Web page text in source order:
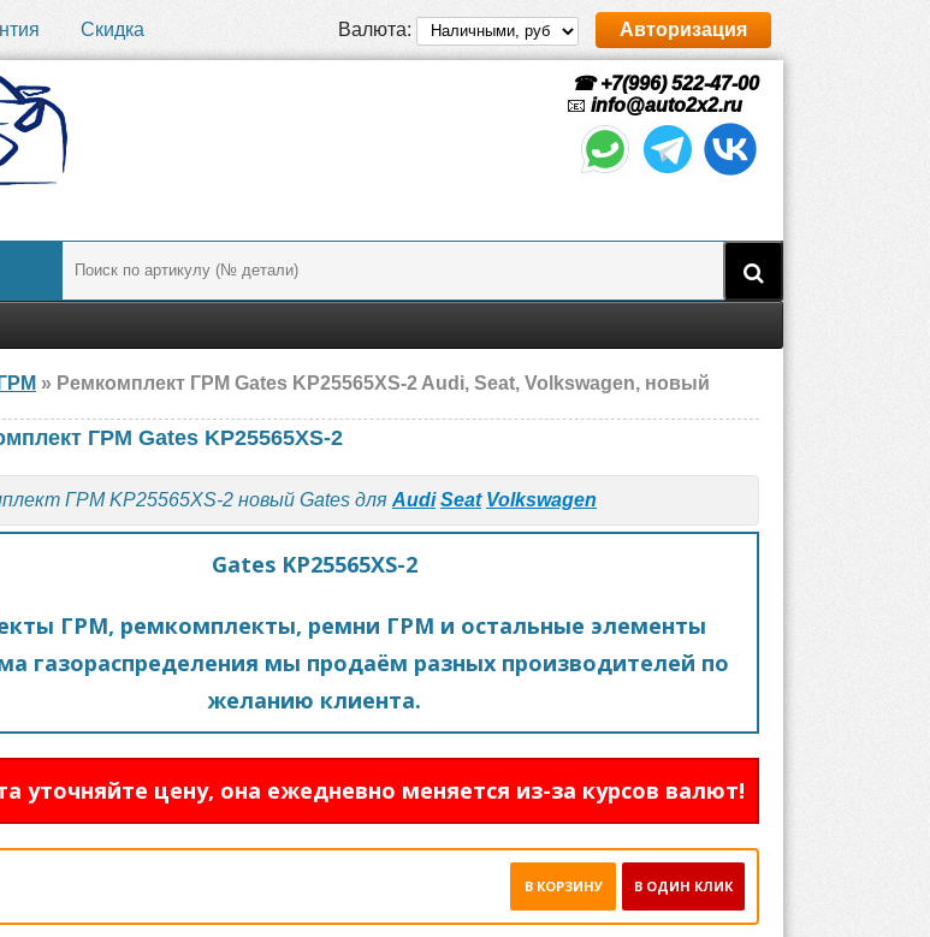
Скидка Валюта: Авторизация
☎ +7(996) 522-47-00
📧 info@auto2x2.ru
» Ремкомплект ГРМ Gates KP25565XS-2 Audi, Seat, Volkswagen, новый
ГРМ Gates KP25565XS-2
ГРМ KP25565XS-2 новый Gates для Audi Seat Volkswagen
Gates KP25565XS-2
ГРМ, ремкомплекты, ремни ГРМ и остальные элементы
газораспределения мы продаём разных производителей по
желанию клиента.
уточняйте цену, она ежедневно меняется из-за курсов валют!
В ОДИН КЛИК
В КОРЗИНУ